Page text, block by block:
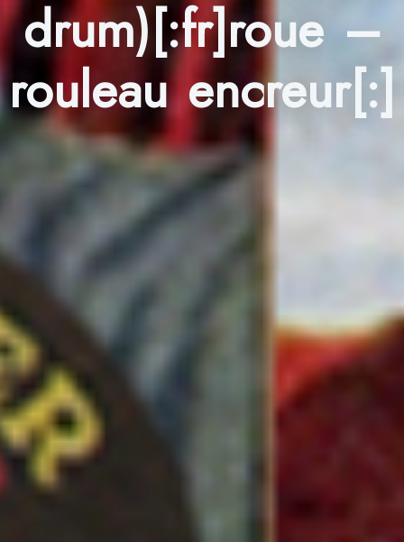
drum)[:fr]roue –
rouleau encreur[:]